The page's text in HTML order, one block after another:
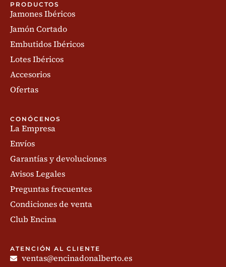
PRODUCTOS
Jamones Ibéricos
Jamón Cortado
Embutidos Ibéricos
Lotes Ibéricos
Accesorios
Ofertas
CONÓCENOS
La Empresa
Envíos
Garantías y devoluciones
Avisos Legales
Preguntas frecuentes
Condiciones de venta
Club Encina
ATENCIÓN AL CLIENTE
ventas@encinadonalberto.es